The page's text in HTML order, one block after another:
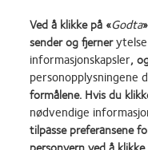
Learn
more
about
Utmerkelsen
Silmo
d’Or
for
Learn
more
about
Contact
Lens
Product
of
more
Best
for
Våre produkter
Ved å klikke på «Godta
sender og fjerner
informasjonskapsler,
personopplysningene
formålene. Hvis du
nødvendige
tilpasse preferansene